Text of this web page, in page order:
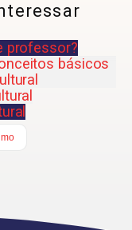
professor?
básicos